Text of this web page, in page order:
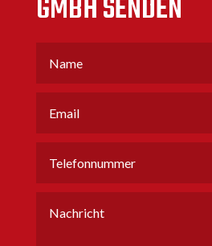
GMBH SENDEN